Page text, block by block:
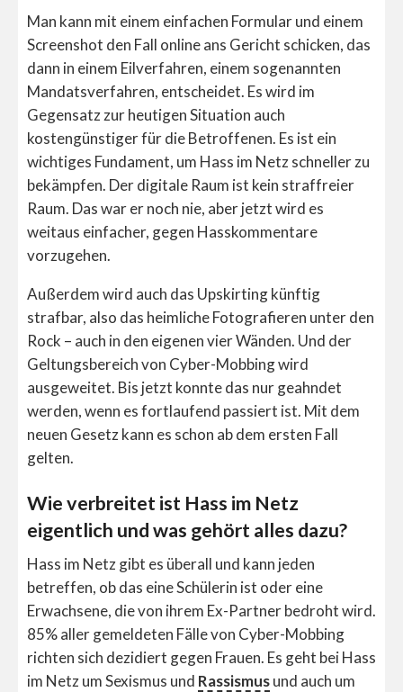
Man kann mit einem einfachen Formular und einem
Screenshot den Fall online ans Gericht schicken, das
dann in einem Eilverfahren, einem sogenannten
Mandatsverfahren, entscheidet. Es wird im
Gegensatz zur heutigen Situation auch
kostengünstiger für die Betroffenen. Es ist ein
wichtiges Fundament, um Hass im Netz schneller zu
bekämpfen. Der digitale Raum ist kein straffreier
Raum. Das war er noch nie, aber jetzt wird es
weitaus einfacher, gegen Hasskommentare
vorzugehen.
Außerdem wird auch das Upskirting künftig
strafbar, also das heimliche Fotografieren unter den
Rock – auch in den eigenen vier Wänden. Und der
Geltungsbereich von Cyber-Mobbing wird
ausgeweitet. Bis jetzt konnte das nur geahndet
werden, wenn es fortlaufend passiert ist. Mit dem
neuen Gesetz kann es schon ab dem ersten Fall
gelten.
Wie verbreitet ist Hass im Netz
eigentlich und was gehört alles dazu?
Hass im Netz gibt es überall und kann jeden
betreffen, ob das eine Schülerin ist oder eine
Erwachsene, die von ihrem Ex-Partner bedroht wird.
85% aller gemeldeten Fälle von Cyber-Mobbing
richten sich dezidiert gegen Frauen. Es geht bei Hass
im Netz um Sexismus und Rassismusund auch um